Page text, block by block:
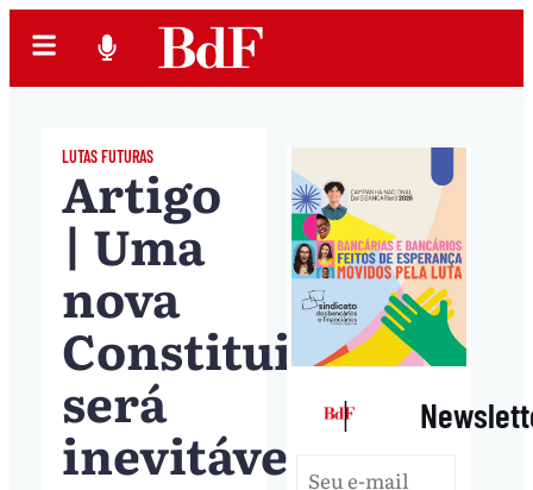
LUTAS FUTURAS
Artigo
| Uma
nova
Constituição
será
inevitável
|